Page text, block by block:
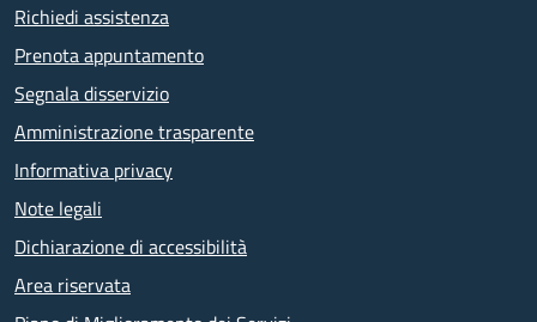
Richiedi assistenza
Prenota appuntamento
Segnala disservizio
Amministrazione trasparente
Informativa privacy
Note legali
Dichiarazione di accessibilità
Area riservata